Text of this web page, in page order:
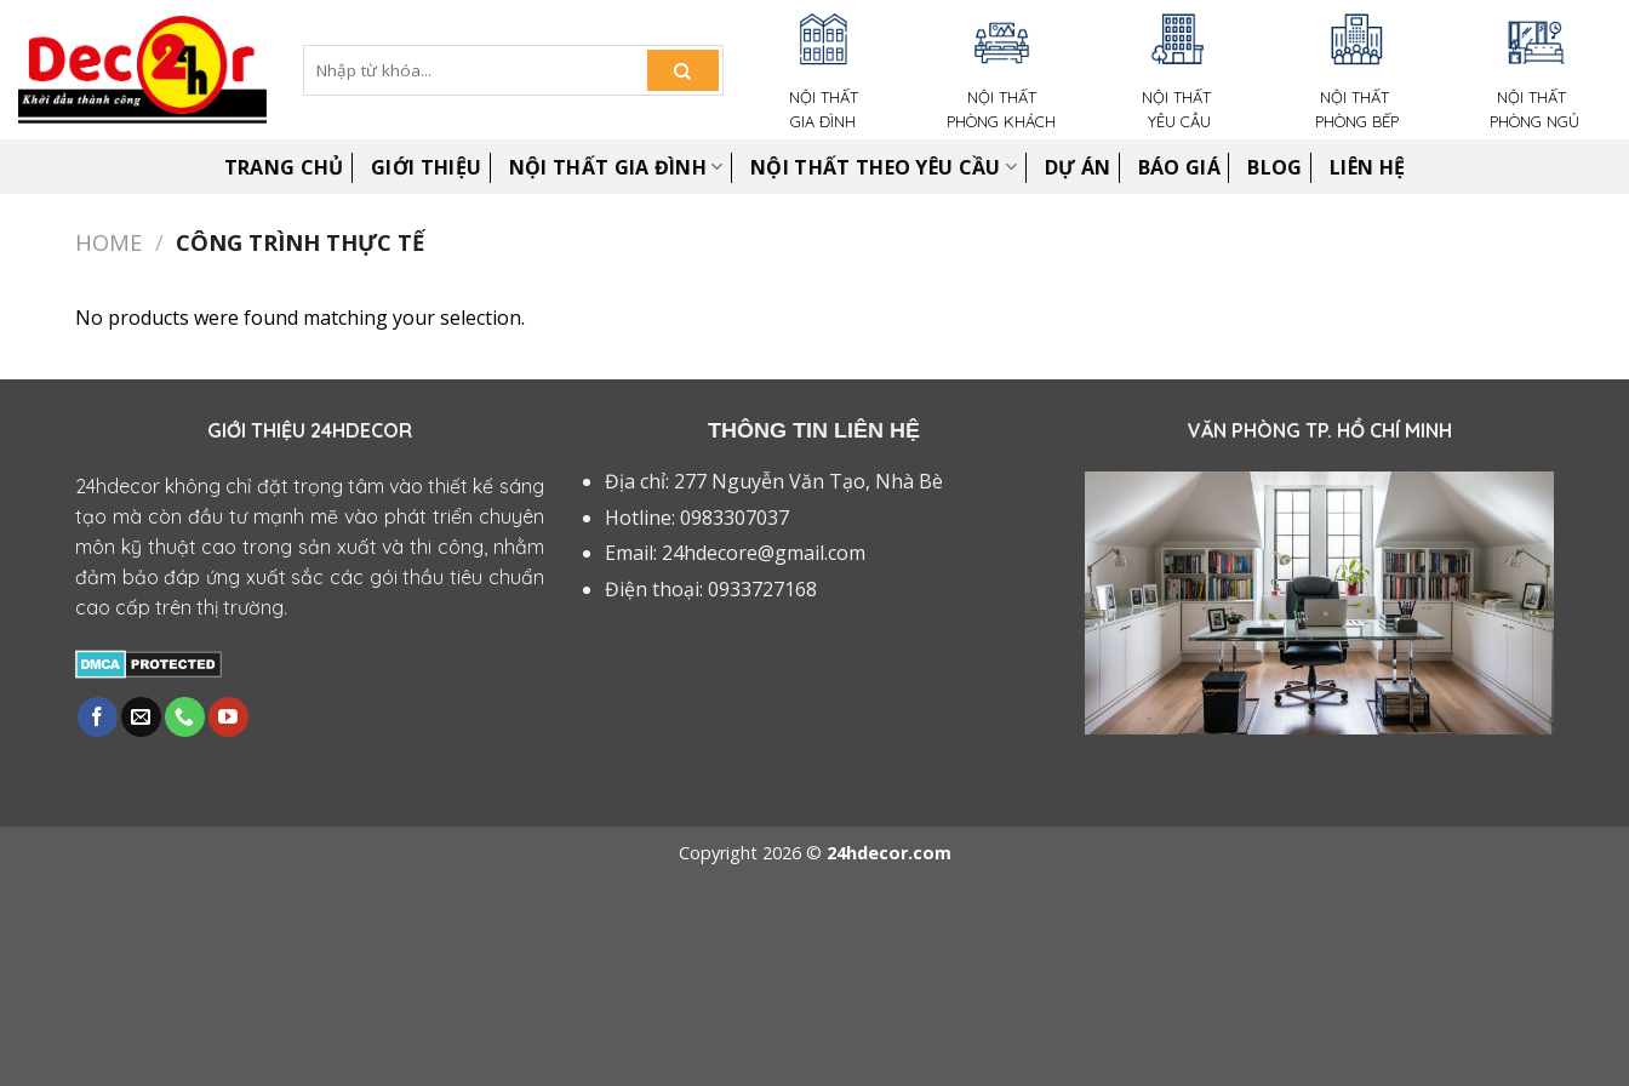
content
Search
NỘI THẤT
GIA ĐÌNH
NỘI THẤT
PHÒNG KHÁCH
NỘI THẤT
YÊU CẦU
NỘI THẤT
PHÒNG BẾP
NỘI THẤT
PHÒNG NGỦ
TRANG CHỦ GIỚI THIỆU NỘI THẤT GIA ĐÌNH NỘI THẤT THEO YÊU CẦU DỰ ÁN BÁO GIÁ BLOG LIÊN HỆ
HOME / CÔNG TRÌNH THỰC TẾ
No products were found matching your selection.
GIỚI THIỆU 24HDECOR
24hdecor không chỉ đặt trọng tâm vào thiết kế sáng
tạo mà còn đầu tư mạnh mẽ vào phát triển chuyên
môn kỹ thuật cao trong sản xuất và thi công, nhằm
đảm bảo đáp ứng xuất sắc các gói thầu tiêu chuẩn
cao cấp trên thị trường.
THÔNG TIN LIÊN HỆ
Địa chỉ: 277 Nguyễn Văn Tạo, Nhà Bè
Hotline: 0983307037
Email: 24hdecore@gmail.com
Điện thoại: 0933727168
VĂN PHÒNG TP. HỒ CHÍ MINH
Copyright 2026 © 24hdecor.com